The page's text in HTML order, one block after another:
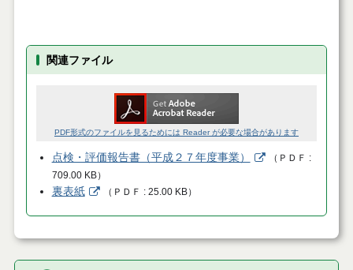
関連ファイル
PDF形式のファイルを見るためには Reader が必要な場合があります
点検・評価報告書（平成２７年度事業） （ ＰＤＦ
709.00 KB）
裏表紙 （ ＰＤＦ 25.00 KB）